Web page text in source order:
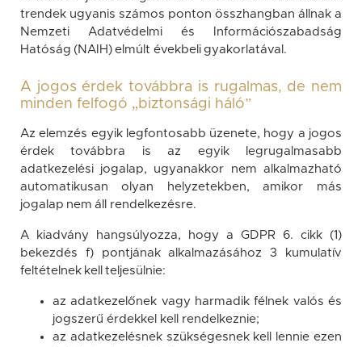
trendek ugyanis számos ponton összhangban állnak a
Nemzeti Adatvédelmi és Információszabadság
Hatóság (NAIH) elmúlt évekbeli gyakorlatával.
A jogos érdek továbbra is rugalmas, de nem
minden felfogó „biztonsági háló”
Az elemzés egyik legfontosabb üzenete, hogy a jogos
érdek továbbra is az egyik legrugalmasabb
adatkezelési jogalap, ugyanakkor nem alkalmazható
automatikusan olyan helyzetekben, amikor más
jogalap nem áll rendelkezésre.
A kiadvány hangsúlyozza, hogy a GDPR 6. cikk (1)
bekezdés f) pontjának alkalmazásához 3 kumulatív
feltételnek kell teljesülnie:
az adatkezelőnek vagy harmadik félnek valós és
jogszerű érdekkel kell rendelkeznie;
az adatkezelésnek szükségesnek kell lennie ezen